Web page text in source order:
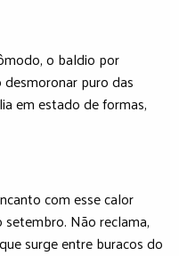
o baldio por
puro das
em estado de formas,
com esse calor
Não reclama,
surge entre buracos do